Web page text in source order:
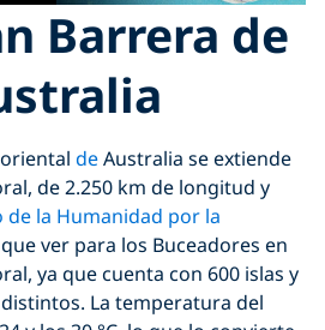
Barrera de
deAustralia se extiende
de 2.250 km de longitud y
de la Humanidad por la
ver para los Buceadores en
ya que cuenta con 600 islas y
La temperatura del